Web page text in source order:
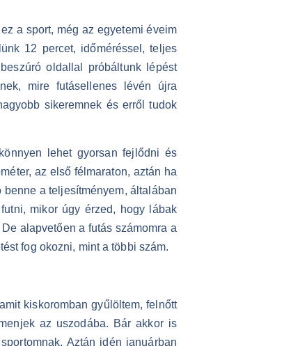
a sport, még az egyetemi éveim
12 percet, időméréssel, teljes
oldallal próbáltunk lépést
mire futásellenes lévén újra
sikeremnek és erről tudok
lehet gyorsan fejlődni és
az első félmaraton, aztán ha
benne a teljesítményem, általában
mikor úgy érzed, hogy lábak
alapvetően a futás számomra a
fog okozni, mint a többi szám.
kiskoromban gyűlöltem, felnőtt
az uszodába. Bár akkor is
Aztán idén januárban